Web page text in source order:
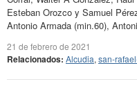
Esteban Orozco y Samuel
Antonio Armada (min.60),
21 de febrero de 2021
Relacionados: Alcudia, san-